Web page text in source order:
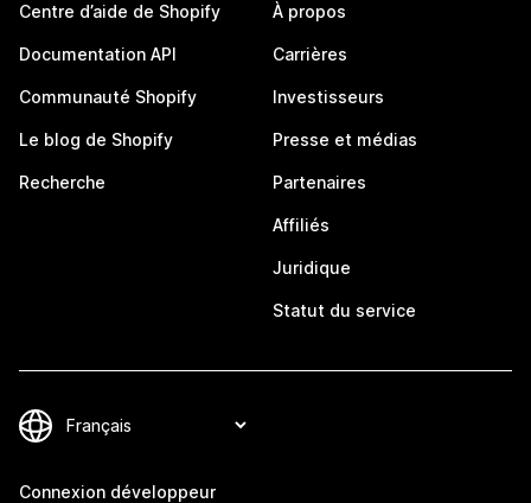
Centre d’aide de Shopify
Documentation API
Communauté Shopify
Le blog de Shopify
Recherche
À propos
Carrières
Investisseurs
Presse et médias
Partenaires
Affiliés
Juridique
Statut du service
Connexion développeur